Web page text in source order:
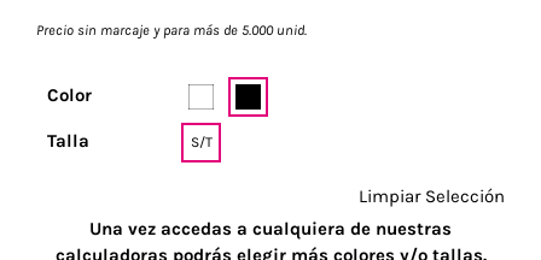
Precio sin marcaje y para más de 5.000 unid.
Color
Talla S/T
Limpiar Selección
Una vez accedas a cualquiera de nuestras
calculadoras podrás elegir más colores y/o tallas.